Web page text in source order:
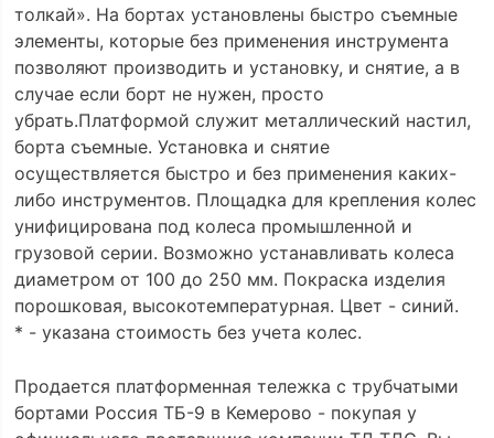
толкай». На бортах установлены быстро съемные
элементы, которые без применения инструмента
позволяют производить и установку, и снятие, а в
случае если борт не нужен, просто
убрать.Платформой служит металлический настил,
борта съемные. Установка и снятие
осуществляется быстро и без применения каких-
либо инструментов. Площадка для крепления колес
унифицирована под колеса промышленной и
грузовой серии. Возможно устанавливать колеса
диаметром от 100 до 250 мм. Покраска изделия
порошковая, высокотемпературная. Цвет - синий.
* - указана стоимость без учета колес.
Продается платформенная тележка с трубчатыми
бортами Россия ТБ-9 в Кемерово - покупая у